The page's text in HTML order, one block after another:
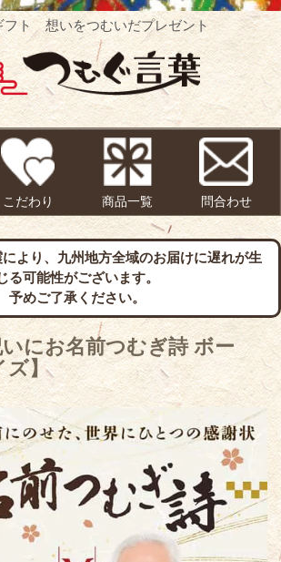
フト 想いをつむいだプレゼント
こだわり 商品一覧 問合わせ
より、九州地方全域のお届けに遅れが生
る可能性がございます。
予めご了承ください。
にお名前つむぎ詩 ボー
ズ】